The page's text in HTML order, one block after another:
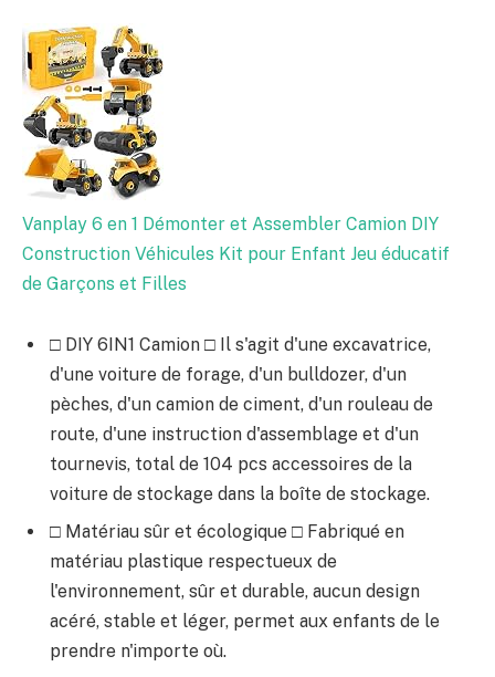
Vanplay 6 en 1 Démonter et Assembler Camion DIY
Construction Véhicules Kit pour Enfant Jeu éducatif
de Garçons et Filles
□ DIY 6IN1 Camion □ Il s'agit d'une excavatrice,
d'une voiture de forage, d'un bulldozer, d'un
pèches, d'un camion de ciment, d'un rouleau de
route, d'une instruction d'assemblage et d'un
tournevis, total de 104 pcs accessoires de la
voiture de stockage dans la boîte de stockage.
□ Matériau sûr et écologique □ Fabriqué en
matériau plastique respectueux de
l'environnement, sûr et durable, aucun design
acéré, stable et léger, permet aux enfants de le
prendre n'importe où.